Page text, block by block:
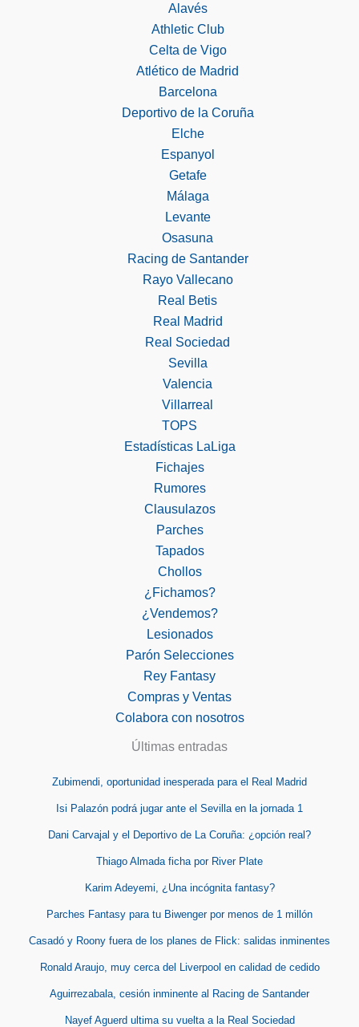
Alavés
Athletic Club
Celta de Vigo
Atlético de Madrid
Barcelona
Deportivo de la Coruña
Elche
Espanyol
Getafe
Málaga
Levante
Osasuna
Racing de Santander
Rayo Vallecano
Real Betis
Real Madrid
Real Sociedad
Sevilla
Valencia
Villarreal
TOPS
Estadísticas LaLiga
Fichajes
Rumores
Clausulazos
Parches
Tapados
Chollos
¿Fichamos?
¿Vendemos?
Lesionados
Parón Selecciones
Rey Fantasy
Compras y Ventas
Colabora con nosotros
Últimas entradas
Zubimendi, oportunidad inesperada para el Real Madrid
Isi Palazón podrá jugar ante el Sevilla en la jornada 1
Dani Carvajal y el Deportivo de La Coruña: ¿opción real?
Thiago Almada ficha por River Plate
Karim Adeyemi, ¿Una incógnita fantasy?
Parches Fantasy para tu Biwenger por menos de 1 millón
Casadó y Roony fuera de los planes de Flick: salidas inminentes
Ronald Araujo, muy cerca del Liverpool en calidad de cedido
Aguirrezabala, cesión inminente al Racing de Santander
Nayef Aguerd ultima su vuelta a la Real Sociedad